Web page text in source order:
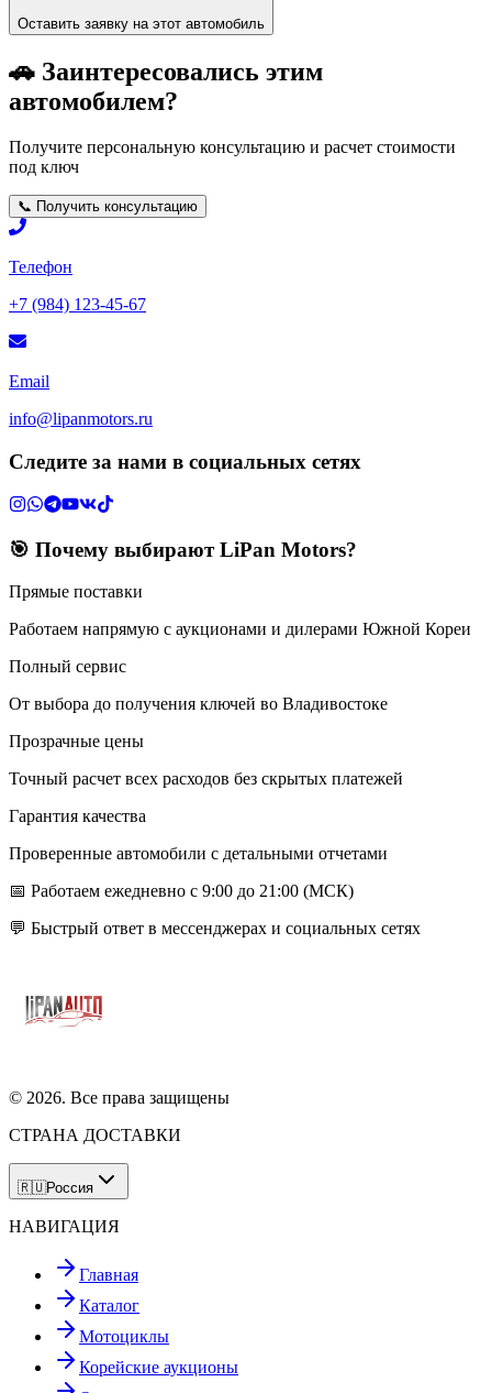
Оставить заявку на этот автомобиль
🚗 Заинтересовались этим
автомобилем?
Получите персональную консультацию и расчет стоимости
под ключ
📞 Получить консультацию
Телефон
+7 (984) 123-45-67
Email
info@lipanmotors.ru
Следите за нами в социальных сетях
🎯 Почему выбирают LiPan Motors?
Прямые поставки
Работаем напрямую с аукционами и дилерами Южной Кореи
Полный сервис
От выбора до получения ключей во Владивостоке
Прозрачные цены
Точный расчет всех расходов без скрытых платежей
Гарантия качества
Проверенные автомобили с детальными отчетами
📅 Работаем ежедневно с 9:00 до 21:00 (МСК)
💬 Быстрый ответ в мессенджерах и социальных сетях
© 2026. Все права защищены
СТРАНА ДОСТАВКИ
🇷🇺Россия
НАВИГАЦИЯ
Главная
Каталог
Мотоциклы
Корейские аукционы